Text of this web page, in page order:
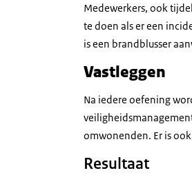
Medewerkers, ook
te doen als er een
is een brandblusser
Vastleggen
Na iedere oefening
omwonenden. Er is
Resultaat